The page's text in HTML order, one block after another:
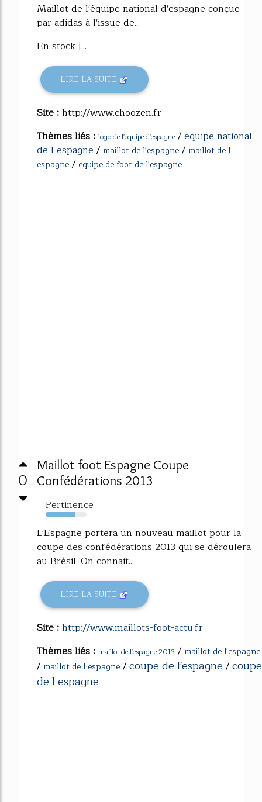
Maillot de l'équipe national d'espagne conçue
par adidas à l'issue de...
En stock |...
LIRE LA SUITE
Site :http://www.choozen.fr
Thèmes liés : logo de l'equipe d'espagne /equipe national
de l espagne/ maillot de l'espagne/ maillot de l
espagne/ equipe de foot de l'espagne
0
Maillot foot Espagne Coupe
Confédérations 2013
Pertinence
71%
L'Espagne portera un nouveau maillot pour la
coupe des confédérations 2013 qui se déroulera
au Brésil. On connait...
LIRE LA SUITE
Site :http://www.maillots-foot-actu.fr
Thèmes liés : maillot de l'espagne 2013 / maillot de l'espagne
/ maillot de l espagne/coupe de l'espagne/coupe
de l espagne